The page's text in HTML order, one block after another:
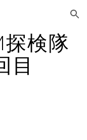
Skip to navigation
検隊
目